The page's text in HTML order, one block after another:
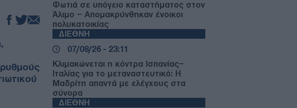
Φωτιά σε υπόγειο καταστήματος στον
Άλιμο – Απομακρύνθηκαν ένοικοι
πολυκατοικίας
ΔΙΕΘΝΗ
07/08/26 - 23:11
Κλιμακώνεται η κόντρα Ισπανίας–
Ιταλίας για το μεταναστευτικό: Η
Μαδρίτη απαντά με ελέγχους στα
σύνορα
ΔΙΕΘΝΗ